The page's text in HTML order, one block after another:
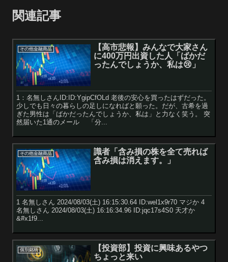
関連記事
その他金融商品
【高市悲報】みんなで大家さん
に400万円出資した人「ばかだ
ったんでしょうか、私は😢」
1：名無しさんID:ID:YgipCfOLd 老後の安心を買ったはずだった。
少しでも日々の暮らしの足しになればと願った。だが、古希を過
ぎた男性は「ばかだったんでしょうか、私は」と力なく笑う。 突
然届いた1通のメール 「分...
その他金融商品
識者「含み損の株を全て売れば
含み損は消えます。」
1 名無しさん 2024/08/03(土) 16:15:30.64 ID:wel1x9r70 マジか 4
名無しさん 2024/08/03(土) 16:16:34.96 ID:jqc17s4S0 天才か
&#x1f9...
個別銘柄
【投資部】投資に興味あるやつ
ちょっと来い